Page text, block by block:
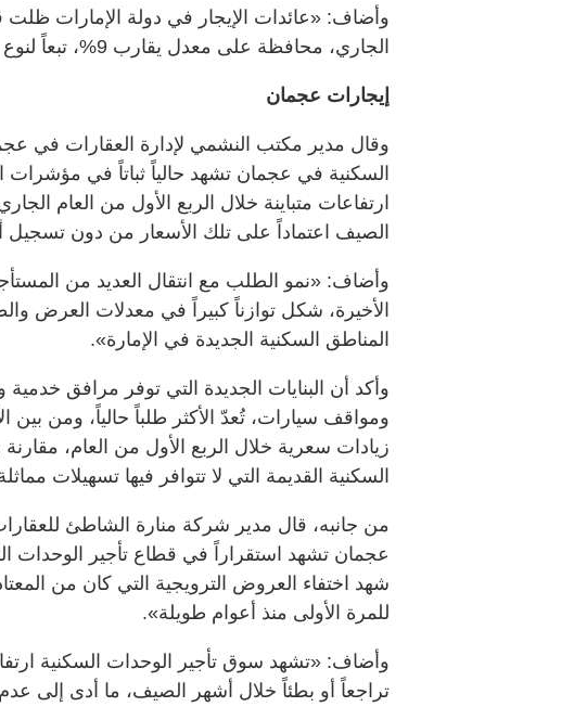
وأضاف: «عائدات الإيجار في دولة الإمارات
الجاري، محافظة على معدل يقارب 9%، تبعاً لنوع العقار وموقعه».
إيجارات عجمان
وقال مدير مكتب النشمي لإدارة العقارات في
السكنية في عجمان تشهد حالياً ثباتاً في
ارتفاعات متباينة خلال الربع الأول من العام
الصيف اعتماداً على تلك الأسعار من دون تسجيل
وأضاف: «نمو الطلب مع انتقال العديد من
الأخيرة، شكل توازناً كبيراً في معدلات العرض
المناطق السكنية الجديدة في الإمارة».
وأكد أن البنايات الجديدة التي توفر مرافق
ومواقف سيارات، تُعدّ الأكثر طلباً حالياً، ومن بين
زيادات سعرية خلال الربع الأول من العام،
السكنية القديمة التي لا تتوافر فيها تسهيلات
من جانبه، قال مدير شركة منارة الشاطئ
عجمان تشهد استقراراً في قطاع تأجير الوحدات
شهد اختفاء العروض الترويجية التي كان من
للمرة الأولى منذ أعوام طويلة».
وأضاف: «تشهد سوق تأجير الوحدات السكنية
تراجعاً أو بطئاً خلال أشهر الصيف، ما أدى إلى